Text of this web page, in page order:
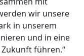
wir unsere
in unserem
und in eine
führen.“